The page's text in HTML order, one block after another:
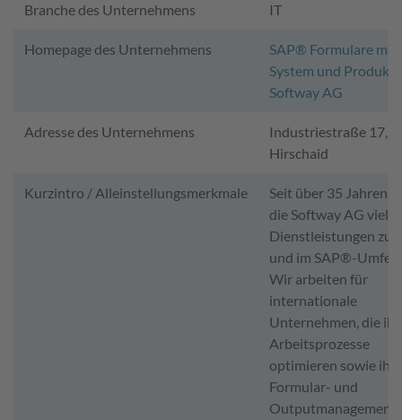
Branche des Unternehmens IT
Homepage des Unternehmens
SAP® Formulare mit
System und Produkt -
Softway AG
Adresse des Unternehmens
Industriestraße 17,
Hirschaid
Kurzintro / Alleinstellungsmerkmale
Seit über 35 Jahren
die Softway AG
Dienstleistungen zu
und im SAP®-
Wir arbeiten für
internationale
Unternehmen, die
Arbeitsprozesse
optimieren sowie ihr
Formular- und
Outputmanagement